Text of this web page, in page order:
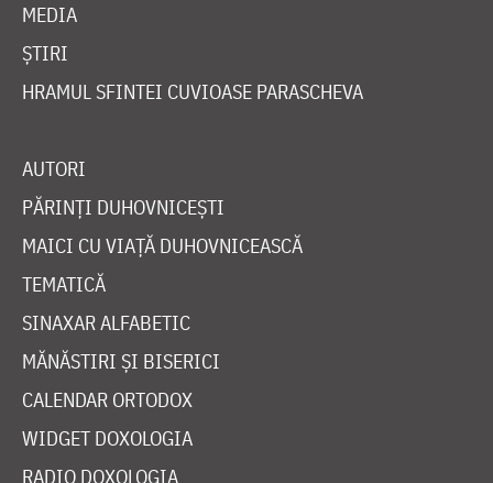
MEDIA
ȘTIRI
HRAMUL SFINTEI CUVIOASE PARASCHEVA
AUTORI
PĂRINȚI DUHOVNICEȘTI
MAICI CU VIAȚĂ DUHOVNICEASCĂ
TEMATICĂ
SINAXAR ALFABETIC
MĂNĂSTIRI ȘI BISERICI
CALENDAR ORTODOX
WIDGET DOXOLOGIA
RADIO DOXOLOGIA